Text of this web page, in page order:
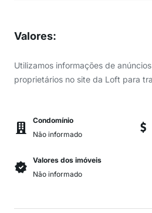
Valores:
Utilizamos informações de
proprietários no site da Loft para
Condomínio
Não informado
Valores dos imóveis
Não informado